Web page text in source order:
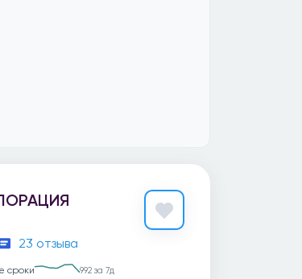
23 отзыва
сроки 992 за 7д